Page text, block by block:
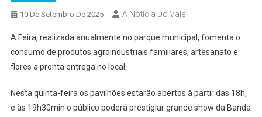
10 De Setembro De 2025 A Notícia Do Vale
A Feira, realizada anualmente no parque municipal, fomenta o
consumo de produtos agroindustriais familiares, artesanato e
flores a pronta entrega no local.
Nesta quinta-feira os pavilhões estarão abertos à partir das 18h,
e às 19h30min o público poderá prestigiar grande show da Banda